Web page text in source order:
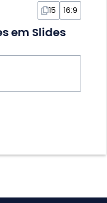
15 16:9
em Slides